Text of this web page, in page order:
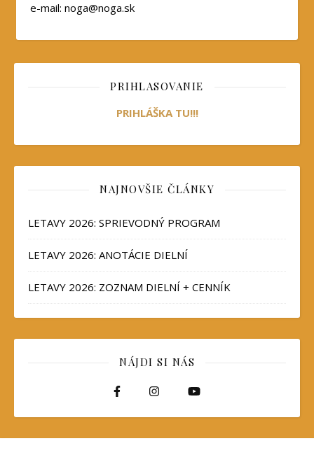
e-mail: noga@noga.sk
PRIHLASOVANIE
PRIHLÁŠKA TU!!!
NAJNOVŠIE ČLÁNKY
LETAVY 2026: SPRIEVODNÝ PROGRAM
LETAVY 2026: ANOTÁCIE DIELNÍ
LETAVY 2026: ZOZNAM DIELNÍ + CENNÍK
NÁJDI SI NÁS